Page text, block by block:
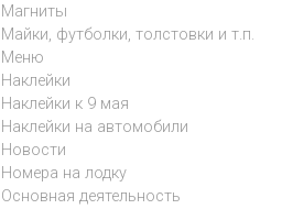
Магниты
Майки, футболки, толстовки и т.п.
Меню
Наклейки
Наклейки к 9 мая
Наклейки на автомобили
Новости
Номера на лодку
Основная деятельность